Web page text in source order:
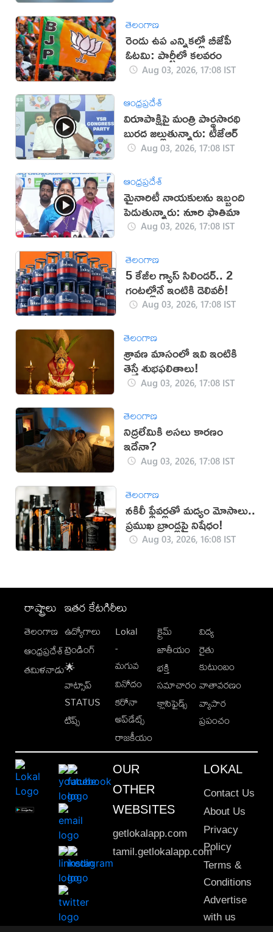
తెలంగాణ
రెండు ఉప ఎన్నికల్లో బీజేపీ
ఓటమి: పార్టీలో కలవరం
Aug 03, 2026, 17:08 IST
ఆంధ్రప్రదేశ్
విరూపాక్షిపై మంత్రి పార్థసారథి
బురద జల్లుతున్నారు: టీజేఆర్
Aug 03, 2026, 17:08 IST
ఆంధ్రప్రదేశ్
మైనారిటీ నాయకులను ఇబ్బంది
పెడుతున్నారు: నూరి ఫాతిమా
Aug 03, 2026, 17:08 IST
తెలంగాణ
5 కేజీల గ్యాస్ సిలిండర్.. 2
గంటల్లోనే ఇంటికి డెలివరీ!
Aug 03, 2026, 17:08 IST
తెలంగాణ
శ్రావణ మాసంలో ఇవి ఇంటికి
తెస్తే శుభఫలితాలు!
Aug 03, 2026, 17:08 IST
తెలంగాణ
నిద్రలేమికి అసలు కారణం
ఇదేనా?
Aug 03, 2026, 17:08 IST
తెలంగాణ
నకిలీ ఫ్లేవర్లతో మద్యం మోసాలు..
ప్రముఖ బ్రాండ్లపై నిషేధం!
Aug 03, 2026, 16:08 IST
రాష్ట్రాలు
తెలంగాణ
ఆంధ్రప్రదేశ్
తమిళనాడు
ఇతర కేటగిరీలు
ఉద్యోగాలు
ట్రెండింగ్
🌟
వాట్సాప్
STATUS
టిప్స్
Lokal
-
మగువ
వినోదం
కరోనా
అప్‌డేట్స్
రాజకీయం
క్రైమ్
జాతీయం
భక్తి
సమాచారం
క్లాసిఫైడ్స్
విద్య
రైతు
కుటుంబం
వాతావరణం
వ్యాపార
ప్రపంచం
OUR
OTHER
WEBSITES
getlokalapp.com
tamil.getlokalapp.com
LOKAL
Contact Us
About Us
Privacy
Policy
Terms &
Conditions
Advertise
with us